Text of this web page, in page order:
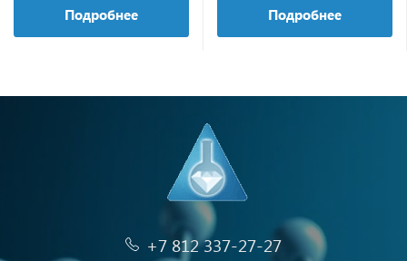
Подробнее Подробнее
+7 812 337-27-27